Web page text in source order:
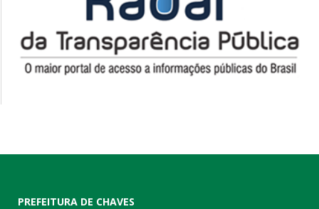
PREFEITURA DE CHAVES